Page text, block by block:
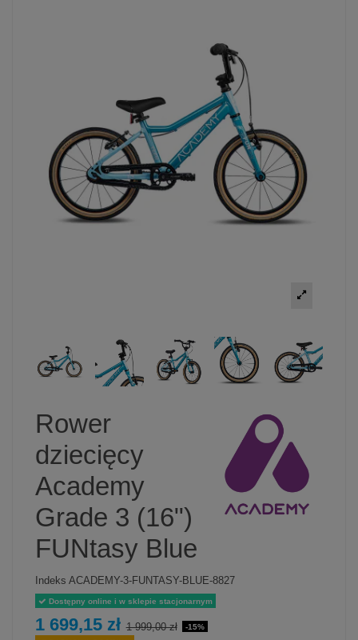
Rower
dziecięcy
Academy
Grade 3 (16")
FUNtasy Blue
Indeks ACADEMY-3-FUNTASY-BLUE-8827
Dostępny online i w sklepie stacjonarnym
1 699,15 zł 1 999,00 zł
-15%